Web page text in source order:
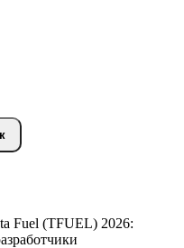
Fuel (TFUEL) 2026: